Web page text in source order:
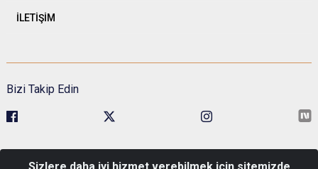
İLETİŞİM
Bizi Takip Edin